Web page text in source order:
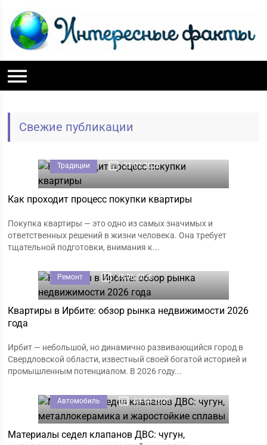
Свежие публикации
Традиции 23.07.2026
Как проходит процесс покупки квартиры
Покупка квартиры — это одно из самых значимых и
ответственных решений в жизни человека. Она требует
тщательной подготовки, внимания к...
Ремонт 23.06.2026
Квартиры в Ирбите: обзор рынка недвижимости 2026
года
Ирбит — небольшой, но динамично развивающийся город в
Свердловской области, известный своей богатой историей и
промышленным потенциалом. В 2026 году...
Автомобиль 09.04.2026
Материалы седел клапанов ДВС: чугун,